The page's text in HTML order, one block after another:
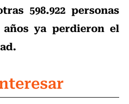
598.922 personas
años ya perdieron el